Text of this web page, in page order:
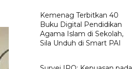
Kemenag Terbitkan 40
Buku Digital Pendidikan
Agama Islam di Sekolah,
Sila Unduh di Smart PAI